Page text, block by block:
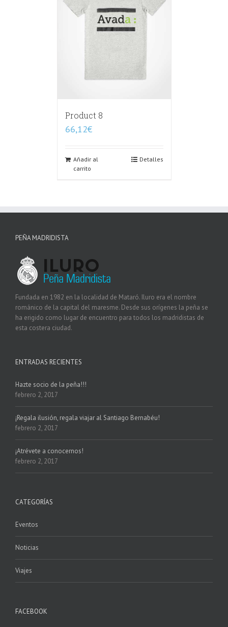
Product 8
66,12€
Añadir al
carrito
Detalles
PEÑA MADRIDISTA
Fundada en 1982 en la localidad de Mataró. Iluro era el nombre
románico de la capital del maresme. Desde sus orígenes la peña se
ha erigido como lugar de encuentro para todos los madridistas de
esta costera ciudad.
ENTRADAS RECIENTES
Hazte socio de la peña!!!
febrero 2, 2017
¡Regala ilusión, regala viajar al Santiago Bernabéu!
febrero 2, 2017
¡Atrévete a conocernos!
febrero 2, 2017
CATEGORÍAS
Eventos
Noticias
Viajes
FACEBOOK